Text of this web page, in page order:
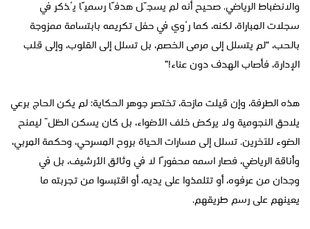
والانضباط الرياضي. صحيح أنه لم يسجّل هدفًا رسميًا يُذكر في
سجلات المباراة، لكنه، كما رُوي في حفل تكريمه بابتسامة ممزوجة
بالحب، “لم يتسلل إلى مرمى الخصم، بل تسلل إلى القلوب، وإلى قلب
الإدارة، فأصاب الهدف دون عناء!”
هذه الطرفة، وإن قيلت مازحة، تختصر جوهر الحكاية: لم يكن الحاج برعي
يلاحق النجومية ولا يركض خلف الأضواء، بل كان يسكن الظلّ ليمنح
الضوء للآخرين. تسلل إلى مسارات الحياة بروح المسرحي، وحكمة المربي،
وأناقة الرياضي، فصار اسمه محفورًا لا في وثائق الأرشيف، بل في
وجدان من عرفوه، أو تتلمذوا على يديه، أو اقتبسوا من تجربته ما
يعينهم على رسم طريقهم.